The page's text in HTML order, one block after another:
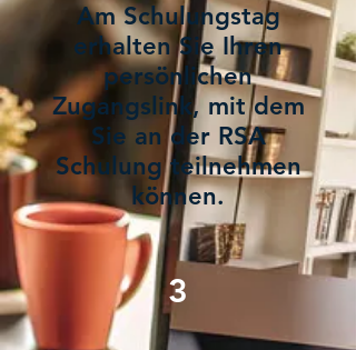
Am Schulungstag
erhalten Sie Ihren
persönlichen
Zugangslink, mit dem
Sie an der RSA
Schulung teilnehmen
können.
3